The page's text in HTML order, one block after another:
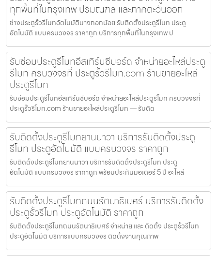
ทุกพื้นที่ในกรุงเทพ ปริมณฑล และภาคตะวันออก
ช่างประตูรั้วรีโมทอัตโนมัติบางกอกน้อย รับติดตั้งประตูรีโมท ประตู
อัตโนมัติ แบบครบวงจร ราคาถูก บริการทุกพื้นที่ในกรุงเทพ ป
รับซ่อมประตูรีโมทอีสเทิร์นซีบอร์ด จำหน่ายอะไหล่ประตู
รีโมท ครบวงจรที่ ประตูรั้วรีโมท.com ร้านขายอะไหล่
ประตูรีโมท
รับซ่อมประตูรีโมทอีสเทิร์นซีบอร์ด จำหน่ายอะไหล่ประตูรีโมท ครบวงจรที่
ประตูรั้วรีโมท.com ร้านขายอะไหล่ประตูรีโมท — รับติด
รับติดตั้งประตูรีโมทยานนาวา บริการรับติดตั้งประตู
รีโมท ประตูอัตโนมัติ แบบครบวงจร ราคาถูก
รับติดตั้งประตูรีโมทยานนาวา บริการรับติดตั้งประตูรีโมท ประตู
อัตโนมัติ แบบครบวงจร ราคาถูก พร้อมประกันมอเตอร์ 5 ปี อะไหล่
รับติดตั้งประตูรีโมทถนนรัตนาธิเบศร์ บริการรับติดตั้ง
ประตูรั้วรีโมท ประตูอัตโนมัติ ราคาถูก
รับติดตั้งประตูรีโมทถนนรัตนาธิเบศร์ จำหน่าย และ ติดตั้ง ประตูรั้วรีโมท
ประตูอัตโนมัติ บริการแบบครบวงจร ติดตั้งงานคุณภาพ